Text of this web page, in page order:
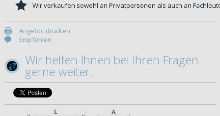
Wir verkaufen sowohl an Privatpersonen als auch an
Angebot drucken
Empfehlen
Wir helfen Ihnen bei Ihren Fragen
gerne weiter.